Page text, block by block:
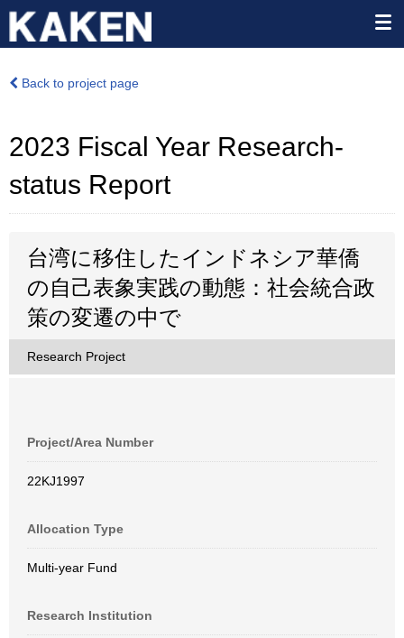
Back to project page
2023 Fiscal Year Research-
status Report
台湾に移住したインドネシア華僑
の自己表象実践の動態：社会統合政
策の変遷の中で
Research Project
Project/Area Number
22KJ1997
Allocation Type
Multi-year Fund
Research Institution